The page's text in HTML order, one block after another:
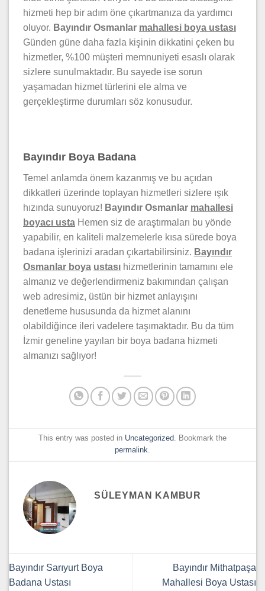
hizmeti hep bir adım öne çıkartmanıza da yardımcı
oluyor. Bayındır Osmanlar mahallesi boya ustası
Günden güne daha fazla kişinin dikkatini çeken bu
hizmetler, %100 müşteri memnuniyeti esaslı olarak
sizlere sunulmaktadır. Bu sayede ise sorun
yaşamadan hizmet türlerini ele alma ve
gerçekleştirme durumları söz konusudur.
Bayındır Boya Badana
Temel anlamda önem kazanmış ve bu açıdan
dikkatleri üzerinde toplayan hizmetleri sizlere ışık
hızında sunuyoruz! Bayındır Osmanlar mahallesi
boyacı usta Hemen siz de araştırmaları bu yönde
yapabilir, en kaliteli malzemelerle kısa sürede boya
badana işlerinizi aradan çıkartabilirsiniz. Bayındır
Osmanlar boya ustası hizmetlerinin tamamını ele
almanız ve değerlendirmeniz bakımından çalışan
web adresimiz, üstün bir hizmet anlayışını
denetleme hususunda da hizmet alanını
olabildiğince ileri vadelere taşımaktadır. Bu da tüm
İzmir geneline yayılan bir boya badana hizmeti
almanızı sağlıyor!
This entry was posted in Uncategorized. Bookmark the
permalink.
SÜLEYMAN KAMBUR
Bayındır Sarıyurt Boya
Badana Ustası
Bayındır Mithatpaşa
Mahallesi Boya Ustası